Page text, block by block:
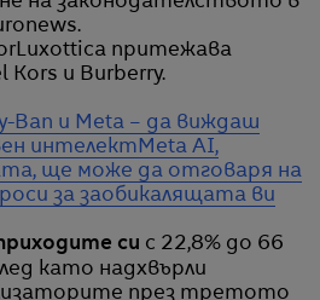
притежава
Kors и Burberry.
Ban и Meta – да виждаш
интелект Meta AI,
ще може да отговаря на
за заобикалящата ви
си с 22,8% до 66
като надхвърли
през третото